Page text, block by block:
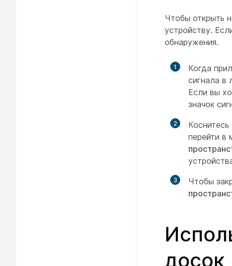
Чтобы открыть
устройству.
обнаружения.
1
Когда
сигнала в
Если вы
значок
2
перейти в
3 Чтобы
досок